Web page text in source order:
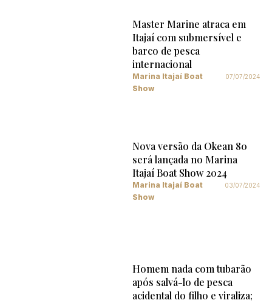
Master Marine atraca em
Itajaí com submersível e
barco de pesca
internacional
Marina Itajaí Boat
Show
07/07/2024
Nova versão da Okean 80
será lançada no Marina
Itajaí Boat Show 2024
Marina Itajaí Boat
Show
03/07/2024
Homem nada com tubarão
após salvá-lo de pesca
acidental do filho e viraliza;